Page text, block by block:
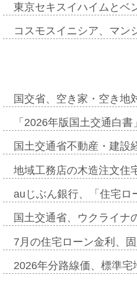
東京セキスイハイムとベ
コスモスイニシア、マ
国交省、空き家・空き
「2026年版国土交通白
国土交通省不動産・建
地域工務店の木造注文住
auじぶん銀行、「住宅
国土交通省、ウクライ
7月の住宅ローン金利、
2026年分路線価、標準